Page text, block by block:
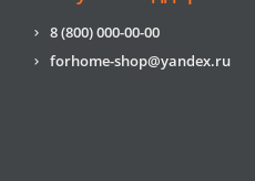
8 (800) 000-00-00
forhome-shop@yandex.ru